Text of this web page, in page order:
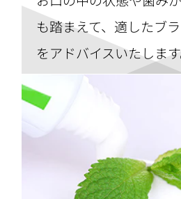
も踏まえて、適したブ
をアドバイスいたしま